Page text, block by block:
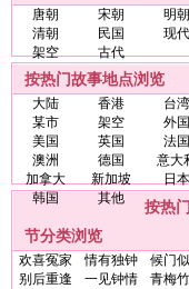
唐朝 宋朝
明朝
清朝
民国
现代
架空
古代
按热门故事地点浏览
大陆 香港
台湾
某市
架空
外国
美国
英国
法国
澳洲
德国
意大
加拿大
新加坡
日本
韩国
其他
按热
节分类浏览
欢喜冤家 情有独钟
候门
别后重逢
一见钟情
青梅